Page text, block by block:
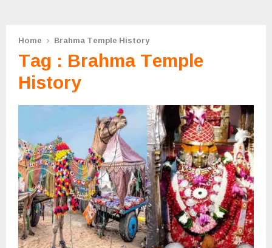
Home Brahma Temple History
Tag : Brahma Temple
History